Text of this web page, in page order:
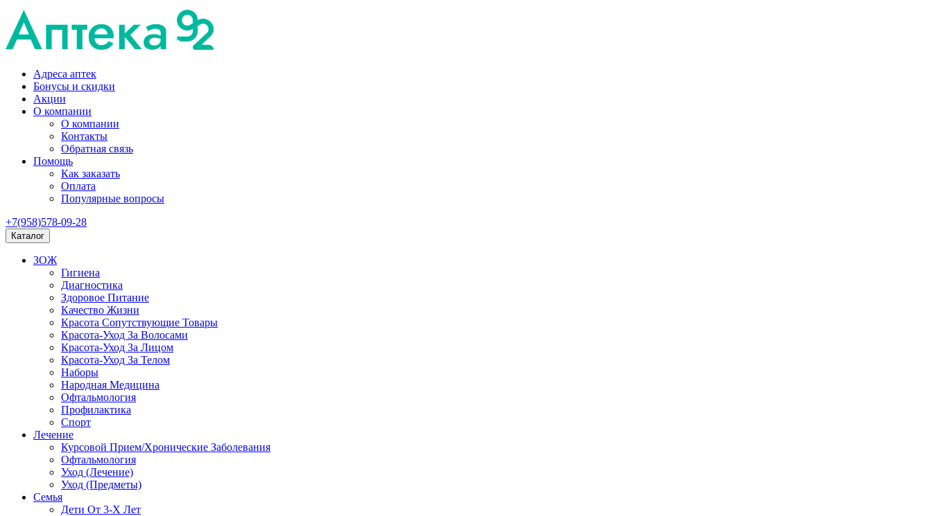
Адреса аптек
Бонусы и скидки
Акции
О компании
О компании
Контакты
Обратная связь
Помощь
Как заказать
Оплата
Популярные вопросы
+7(958)578-09-28
Каталог
ЗОЖ
Гигиена
Диагностика
Здоровое Питание
Качество Жизни
Красота Сопутствующие Товары
Красота-Уход За Волосами
Красота-Уход За Лицом
Красота-Уход За Телом
Наборы
Народная Медицина
Офтальмология
Профилактика
Спорт
Лечение
Курсовой Прием/Хронические Заболевания
Офтальмология
Уход (Лечение)
Уход (Предметы)
Семья
Дети От 3-Х Лет